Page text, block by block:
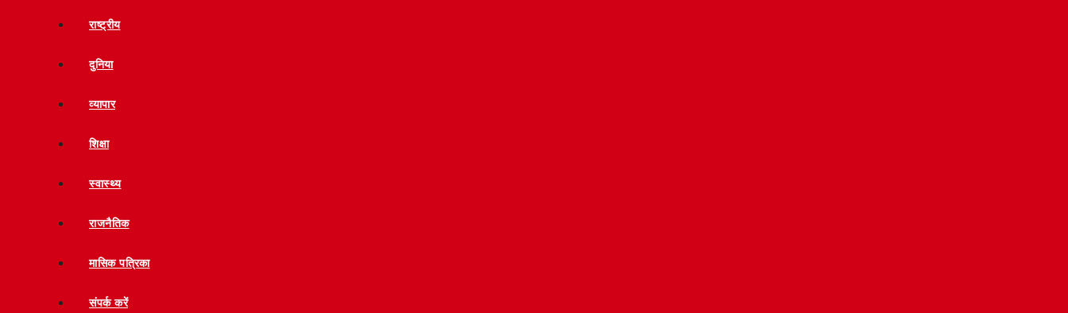
राष्ट्रीय
दुनिया
व्यापार
शिक्षा
स्वास्थ्य
राजनैतिक
मासिक पत्रिका
संपर्क करें